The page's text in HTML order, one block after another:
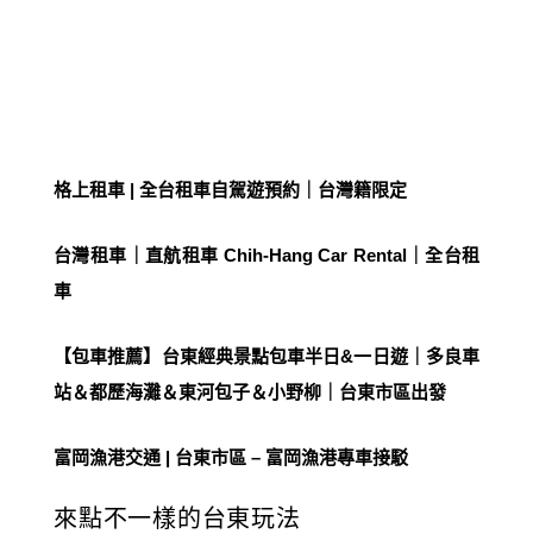
格上租車 | 全台租車自駕遊預約｜台灣籍限定
台灣租車｜直航租車 Chih-Hang Car Rental｜全台租
車
【包車推薦】台東經典景點包車半日&一日遊｜多良車
站＆都歷海灘＆東河包子＆小野柳｜台東市區出發
富岡漁港交通 | 台東市區 – 富岡漁港專車接駁
來點不一樣的台東玩法